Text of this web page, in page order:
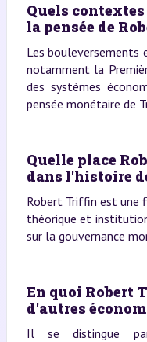
Quels
la pensée de
Les bouleversements
notamment la
des systèmes
pensée monétaire de
Quelle place
dans l'histoire
Robert Triffin est une
théorique et
sur la gouvernance
En quoi Robert
d'autres
Il se distingue